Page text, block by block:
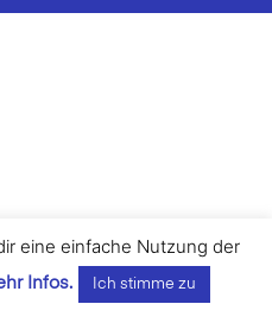
eine einfache Nutzung der
Infos. Ich stimme zu